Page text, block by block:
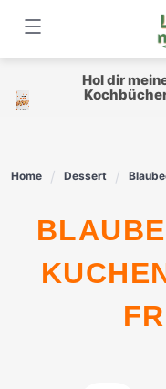
content
Hol dir
Home Dessert
BLAUBEER-CHIFFON-